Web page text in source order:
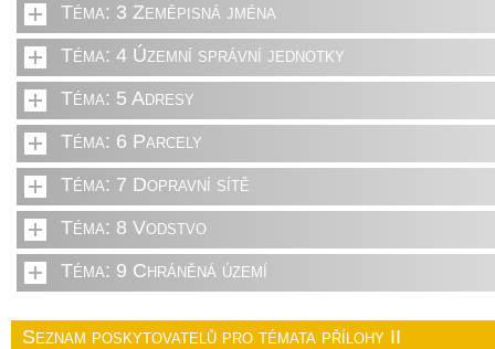
Téma: 3 Zeměpisná jména
Téma: 4 Územní správní jednotky
Téma: 5 Adresy
Téma: 6 Parcely
Téma: 7 Dopravní sítě
Téma: 8 Vodstvo
Téma: 9 Chráněná území
Seznam poskytovatelů pro témata přílohy II